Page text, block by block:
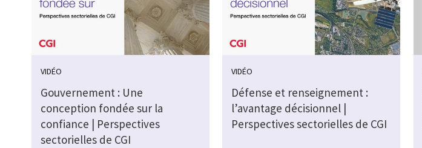
VIDÉO
Gouvernement : Une
conception fondée sur la
confiance | Perspectives
sectorielles de CGI
VIDÉO
Défense et renseignement :
l’avantage décisionnel |
Perspectives sectorielles de CGI